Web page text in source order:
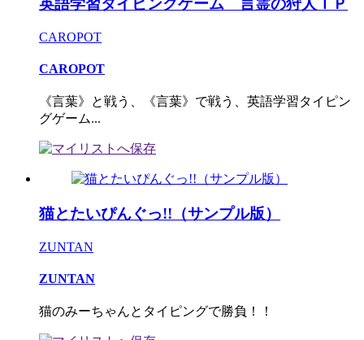
英語学習タイピングゲーム 言霊の狩人ＴＰ
CAROPOT
CAROPOT
《言葉》と戦う、《言葉》で戦う、英語学習タイピン
グゲーム...
猫とたいぴんぐっ!!（サンプル版）
ZUNTAN
ZUNTAN
猫のみーちゃんとタイピングで勝負！！